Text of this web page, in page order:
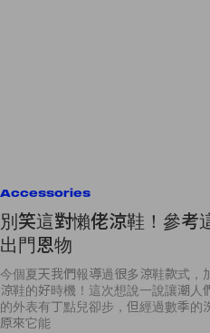
Accessories
別笑這對懶佬涼鞋！參考
出門恩物
今個夏天我們報導過很多涼鞋款式，
涼鞋的好時機！這次想說一說讓潮
的外表有丁點兒卻步，但經過數季
原來它能